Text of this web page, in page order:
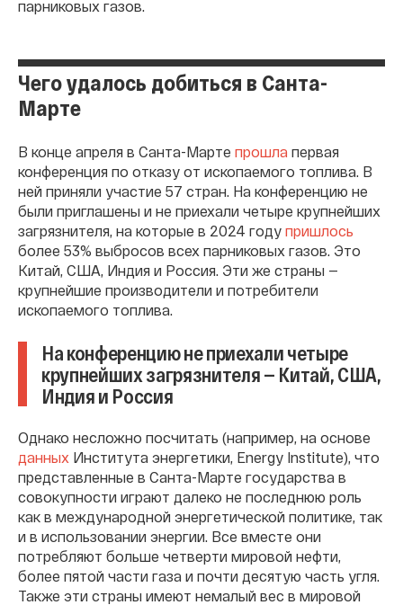
парниковых газов.
Чего удалось добиться в Санта-
Марте
В конце апреля в Санта-Марте прошла первая
конференция по отказу от ископаемого топлива. В
ней приняли участие 57 стран. На конференцию не
были приглашены и не приехали четыре крупнейших
загрязнителя, на которые в 2024 году пришлось
более 53% выбросов всех парниковых газов. Это
Китай, США, Индия и Россия. Эти же страны —
крупнейшие производители и потребители
ископаемого топлива.
На конференцию не приехали четыре
крупнейших загрязнителя — Китай, США,
Индия и Россия
Однако несложно посчитать (например, на основе
данных Института энергетики, Energy Institute), что
представленные в Санта-Марте государства в
совокупности играют далеко не последнюю роль
как в международной энергетической политике, так
и в использовании энергии. Все вместе они
потребляют больше четверти мировой нефти,
более пятой части газа и почти десятую часть угля.
Также эти страны имеют немалый вес в мировой